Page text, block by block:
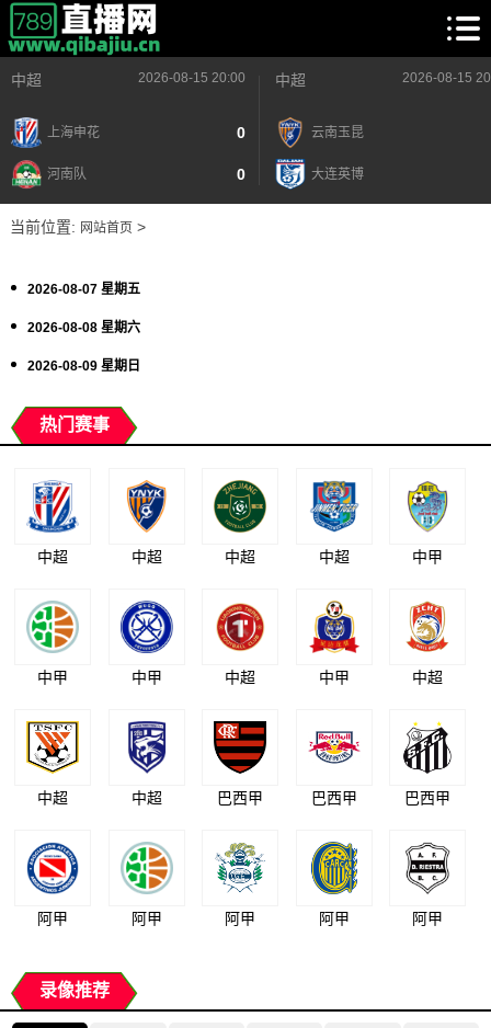
中超 2026-08-15 20:00
上海申花 0
河南队 0
中超 2026-08-15
云南玉昆
大连英博
当前位置: 网站首页>
2026-08-07 星期五
2026-08-08 星期六
2026-08-09 星期日
热门赛事
中超 中超 中超 中超 中甲
中甲 中甲 中超 中甲 中超
中超 中超 巴西甲 巴西甲 巴西甲
阿甲 阿甲 阿甲 阿甲 阿甲
录像推荐